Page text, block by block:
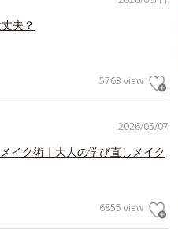
夫？
5763 view
2026/05/07
イク術｜大人の学び直しメイク
6855 view